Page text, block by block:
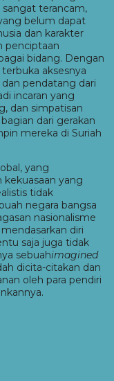
sangat terancam,
belum dapat
dan karakter
penciptaan
bidang. Dengan
aksesnya
pendatang dari
incaran yang
dan simpatisan
dari gerakan
mereka di Suriah
yang
kekuasaan yang
tidak
negara bangsa
nasionalisme
diri
saja juga tidak
sebuahimagined
dicita-citakan dan
oleh para pendiri